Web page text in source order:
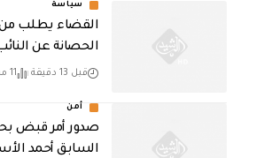
سياسة
القضاء يطلب من
الحصانة عن
قبل 13 دقيقة 11 مشاهدات
أمن
صدور أمر قبض
السابق أحمد